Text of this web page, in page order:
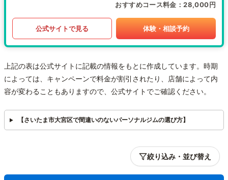
おすすめコース料金 28,000円
公式サイトで見る 体験・相談予約
上記の表は公式サイトに記載の情報をもとに作成しています。時期
によっては、キャンペーンで料金が割引されたり、店舗によって内
容が変わることもありますので、公式サイトでご確認ください。
【さいたま市大宮区で間違いのないパーソナルジムの選び方】
絞り込み・並び替え